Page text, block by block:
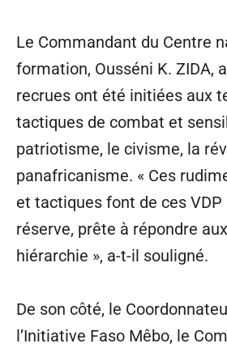
Le Commandant du Centre
formation, Ousséni K. ZIDA,
recrues ont été initiées aux
tactiques de combat et
patriotisme, le civisme, la
panafricanisme. « Ces
et tactiques font de ces VDP
réserve, prête à répondre
hiérarchie », a-t-il souligné.
De son côté, le
l’Initiative Faso Mêbo, le